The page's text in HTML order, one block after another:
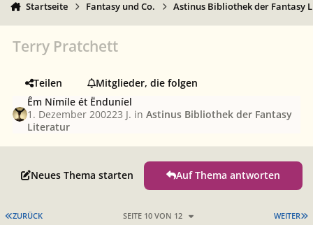
Startseite Fantasy und Co. Astinus Bibliothek der Fantasy
Terry Pratchett
Teilen
Mitglieder, die folgen
Êm Nímíle ét Ënduníel
1. Dezember 200223 J. inAstinus Bibliothek der Fantasy
Literatur
Neues Thema starten Auf Thema antworten
ERSTE SEITE
ZURÜCK WEITER
SEITE 10 VON 12